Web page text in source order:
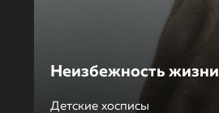
Неизбежность жизни
Детские хосписы